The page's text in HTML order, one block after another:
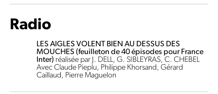
Radio
LES AIGLES VOLENT BIEN AU DESSUS DES
MOUCHES (feuilleton de 40 épisodes pour France
Inter) réalisée par J. DELL, G. SIBLEYRAS, C. CHEBEL
Avec Claude Pieplu, Philippe Khorsand, Gérard
Caillaud, Pierre Maguelon